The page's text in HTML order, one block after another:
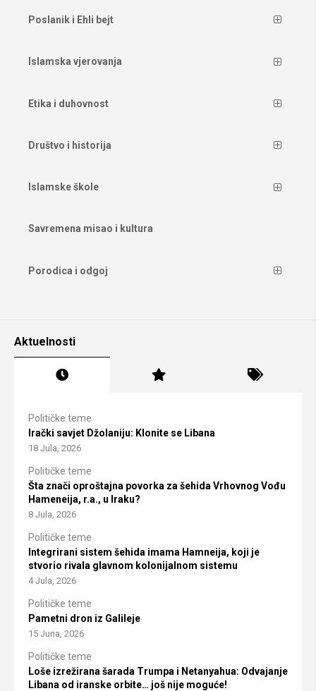
Poslanik i Ehli bejt
Islamska vjerovanja
Etika i duhovnost
Društvo i historija
Islamske škole
Savremena misao i kultura
Porodica i odgoj
Aktuelnosti
Političke teme
Irački savjet Džolaniju: Klonite se Libana
18 Jula, 2026
Političke teme
Šta znači oproštajna povorka za šehida Vrhovnog Vođu
Hameneija, r.a., u Iraku?
8 Jula, 2026
Političke teme
Integrirani sistem šehida imama Hamneija, koji je
stvorio rivala glavnom kolonijalnom sistemu
4 Jula, 2026
Političke teme
Pametni dron iz Galileje
15 Juna, 2026
Političke teme
Loše izrežirana šarada Trumpa i Netanyahua: Odvajanje
Libana od iranske orbite… još nije moguće!